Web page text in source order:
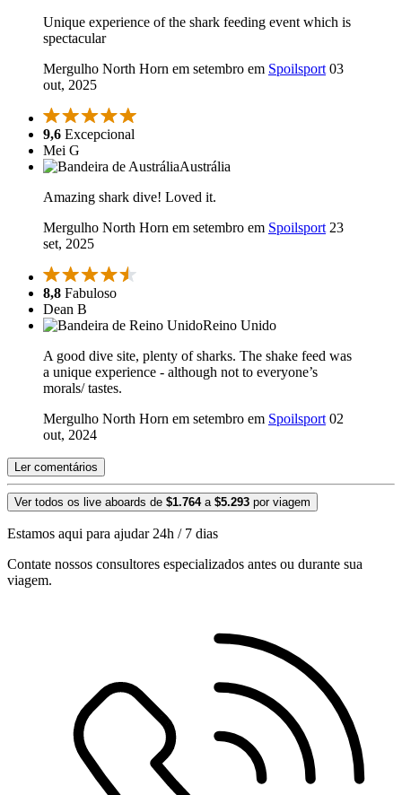
Unique experience of the shark feeding event which is
spectacular
Mergulho North Horn em setembro em Spoilsport 03
out, 2025
9,6 Excepcional
Mei G
Austrália
Amazing shark dive! Loved it.
Mergulho North Horn em setembro em Spoilsport 23
set, 2025
8,8 Fabuloso
Dean B
Reino Unido
A good dive site, plenty of sharks. The shake feed was
a unique experience - although not to everyone’s
morals/ tastes.
Mergulho North Horn em setembro em Spoilsport 02
out, 2024
Ler comentários
Ver todos os live aboards de $1.764a $5.293 por viagem
Estamos aqui para ajudar 24h / 7 dias
Contate nossos consultores especializados antes ou durante sua
viagem.